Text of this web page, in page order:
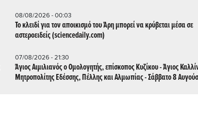
08/08/2026 - 00:03
Το κλειδί για τον αποικισμό του Άρη μπορεί να κρύβεται μέσα σε
αστεροειδείς (sciencedaily.com)
07/08/2026 - 21:30
Άγιος Αιμιλιανός ο Ομολογητής, επίσκοπος Κυζίκου - Άγιος
Μητροπολίτης Εδέσσης, Πέλλης και Αλμωπίας - Σάββατο 8